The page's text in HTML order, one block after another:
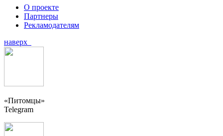
О проекте
Партнеры
Рекламодателям
наверх
«Питомцы»
Telegram